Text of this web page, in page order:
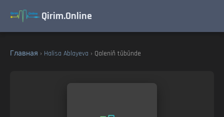
Qirim.Online
Главная › Halisa Ablayeva › Qaleniñ tübünde